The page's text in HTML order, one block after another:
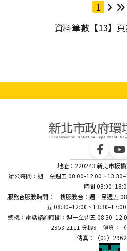
1 下一
資料筆數【13】頁
地址：220243 新北市板
辦公時間：週一至週五 08:00–12:00、
時間
服務台服務時間：一樓服務台：週一至週五
五 08:30–12:00、13:30–17:00
總機：電話諮詢時間：週一至週五
2953-2111 分機9 傳真：
傳真：（02）